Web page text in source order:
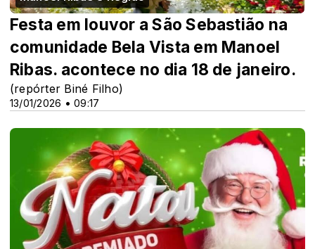
13/01/2026 • 09:17
Festa em louvor a São Sebastião na
comunidade Bela Vista em Manoel
Ribas. acontece no dia 18 de janeiro.
(repórter Biné Filho)